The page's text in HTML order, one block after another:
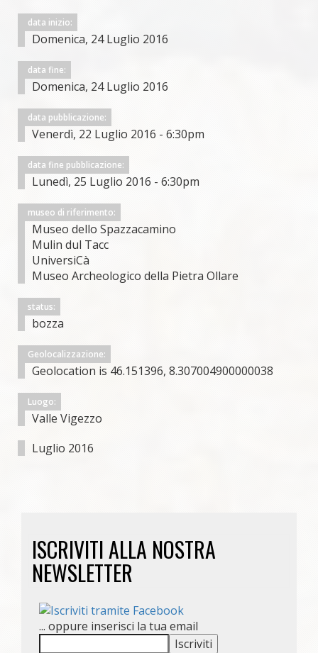
data inizio:
Domenica, 24 Luglio 2016
data fine:
Domenica, 24 Luglio 2016
data pubblicazione:
Venerdì, 22 Luglio 2016 - 6:30pm
data fine pubblicazione:
Lunedì, 25 Luglio 2016 - 6:30pm
museo di riferimento:
Museo dello Spazzacamino
Mulin dul Tacc
UniversiCà
Museo Archeologico della Pietra Ollare
status:
bozza
Geolocalizzazione:
Geolocation is 46.151396, 8.307004900000038
Luogo:
Valle Vigezzo
Luglio 2016
ISCRIVITI ALLA NOSTRA
NEWSLETTER
... oppure inserisci la tua email